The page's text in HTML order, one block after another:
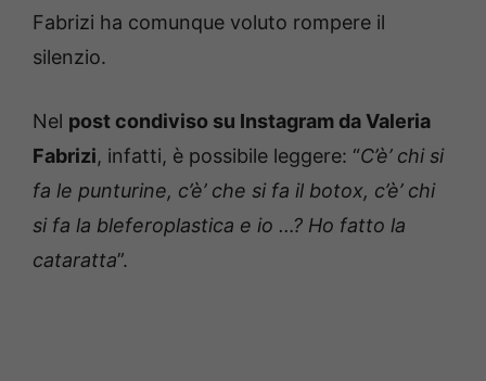
Fabrizi ha comunque voluto rompere il
silenzio.
Nel post condiviso su Instagram da Valeria
Fabrizi, infatti, è possibile leggere: “C’è’ chi si
fa le punturine, c’è’ che si fa il botox, c’è’ chi
si fa la bleferoplastica e io …? Ho fatto la
cataratta”.